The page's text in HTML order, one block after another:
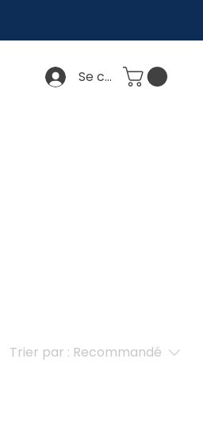
Se connecter
Trier par : Recommandé